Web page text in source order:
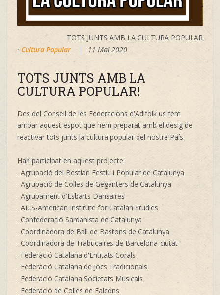
TOTS JUNTS AMB LA CULTURA POPULAR
· Cultura Popular 11 Mai 2020
TOTS JUNTS AMB LA
CULTURA POPULAR!
Des del Consell de les Federacions d'Adifolk us fem
arribar aquest espot que hem preparat amb el desig de
reactivar tots junts la cultura popular del nostre País.
Han participat en aquest projecte:
. Agrupació del Bestiari Festiu i Popular de Catalunya
. Agrupació de Colles de Geganters de Catalunya
. Agrupament d'Esbarts Dansaires
. AICS-American Institute for Catalan Studies
. Confederació Sardanista de Catalunya
. Coordinadora de Ball de Bastons de Catalunya
. Coordinadora de Trabucaires de Barcelona-ciutat
. Federació Catalana d'Entitats Corals
. Federació Catalana de Jocs Tradicionals
. Federació Catalana Societats Musicals
. Federació de Colles de Falcons